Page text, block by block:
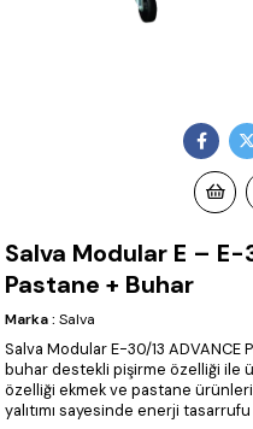
Salva Modular E – E-
Pastane + Buhar
Marka : Salva
Salva Modular E-30/13 ADVANCE
buhar destekli pişirme özelliği ile
özelliği ekmek ve pastane
yalıtımı sayesinde enerji